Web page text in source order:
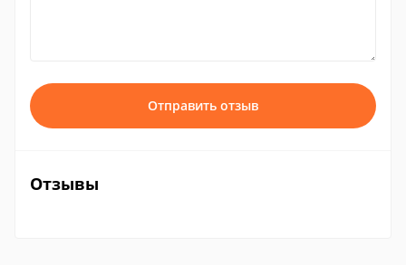
Отправить отзыв
Отзывы